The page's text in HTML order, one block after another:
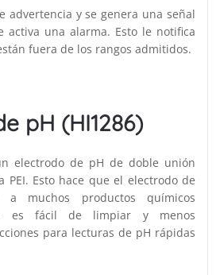
advertencia y se genera una señal
activa una alarma. Esto le notifica
fuera de los rangos admitidos.
pH (HI1286)
electrodo de pH de doble unión
PEI. Esto hace que el electrodo de
muchos productos químicos
es fácil de limpiar y menos
para lecturas de pH rápidas